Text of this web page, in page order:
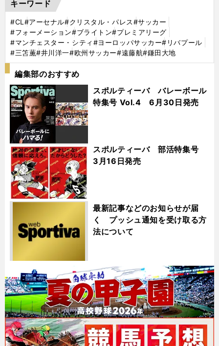
キーワード
#CL #アーセナル#クリスタル・パレス#サッカー
#フォーメーション#ブライトン#プレミアリーグ
#マンチェスター・シティ #ヨーロッパサッカー#リバプール
#三笘薫#井川洋一#欧州サッカー#遠藤航#鎌田大地
編集部のおすすめ
スポルティーバ バレーボール
特集号 Vol.4 6月30日発売
スポルティーバ 部活特集号
3月16日発売
最新記事などのお知らせが届
く プッシュ通知を受け取る方
法について